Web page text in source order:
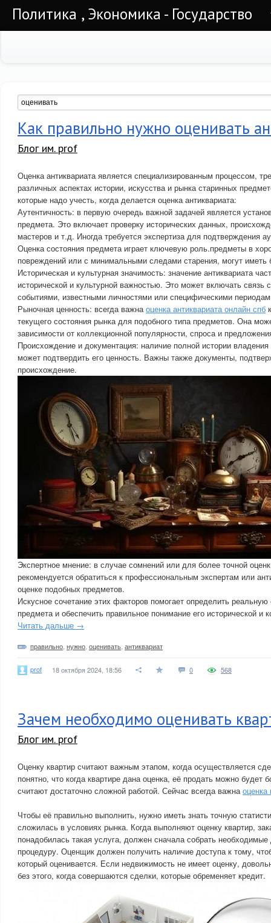
Политика , Экономика - Государство
Как правильно нужно оценивать
Блог им. prof
Оценка антиквариата является специализированным процессом,
различных аспектах истории, искусства и рынка старинных
которые надо учесть, когда делается оценка антиквариата:
Аутентичность: в первую очередь важной задачей является
предмета. Это включает проверку исторических данных,
мастеров и т.д. Иногда требуется экспертиза для подтверждения
Оценка состояния предмета играет ключевую роль.предметы в
повреждений или с минимальными следами старения, могут
Историческая и культурная значимость: значение антиквариата
исторической и культурной важностью. Это может включать связь
событиями, известными личностями или специфическими
Рыночная ценность: всегда важнаоценка антиквариата онлайн спб
текущего состояния рынка для подобного типа предметов. Она
зависимости от коллекционной популярности, спроса и
Происхождение и документация: наличие полной истории
может подтвердить его ценность. Важны также документы,
происхождение.
Экспертное мнение: в случае сомнений или для более точной
рекомендуется обратиться к профессиональным экспертам или
оценке подобных предметов.
Искусное сочетание этих факторов помогает определить реальную
предмета и обеспечить правильное понимание его исторической и
Читать дальше →
правильно нужно оценивать антиквариат
prof 18 октября 2024, 18:56 0 568
Зачем необходимо оценивать
Блог им. prof
Оценку квартир считают важным этапом, когда осуществляется
понятно, что когда квартире дана оценка, её продать можно будет
считают достаточно сложной работой. Сейчас всегда важнаоценка
Чтобы её правильно выполнить, нужно иметь знать точную
сложилась в условиях рынка. Когда выполняют оценку квартир,
понадобилась такая услуга, должен сначала собрать
процедуру. Оценщик должен получить наличие доступа к тому,
который оценивается. Если недвижимость не имеет оценку,
без этого, когда совершаются сделки, которые обременяет кредит.